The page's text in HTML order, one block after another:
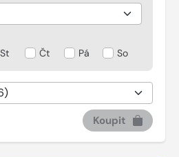
St Čt Pá So
Koupit